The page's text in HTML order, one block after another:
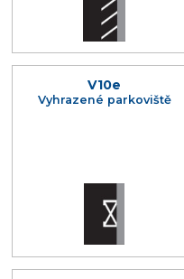
V10e
Vyhrazené parkoviště